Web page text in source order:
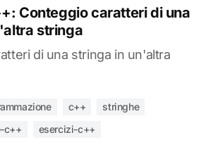
Conteggio caratteri di una
stringa
di una stringa in un'altra
c++
stringhe
c++
esercizi-c++